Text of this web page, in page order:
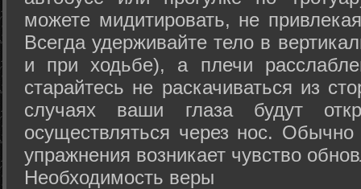
можете мидитировать, не
Всегда удерживайте тело в
и при ходьбе), а плечи
старайтесь не раскачиваться из
случаях ваши глаза будут
осуществляться через нос. Обычно
упражнения возникает чувство
Необходимость веры